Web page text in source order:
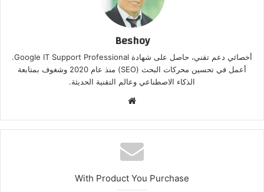
Beshoy
أخصائي دعم تقني، حاصل على شهادة Google IT Support Professional.
أعمل في تحسين محركات البحث (SEO) منذ عام 2020 وشغوف بمتابعة
الذكاء الاصطناعي وعالم التقنية الحديثة.
الوي
ب
With Product You Purchase